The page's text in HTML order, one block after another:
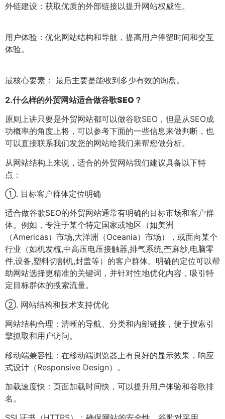
外链建设：获取优质的外部链接以提升网站权威性。
用户体验：优化网站结构和导航，提高用户停留时间和交互
体验。
最核心要素： 最后主要是能收到多少有效的询盘。
2.什么样的外贸网站适合做谷歌SEO？
原则上讲只要是外贸网站都可以做谷歌SEO，但是从SEO成
功概率的角度上将，可以参考下面的一些信息来做判断，也
可以直接联系我们发您的网站给我们来帮您做分析。
从网站结构上来说，适合的外贸网站我们建议具备以下特
点：
①. 目标客户群体定位明确
适合做谷歌SEO的外贸网站通常有明确的目标市场和客户群
体。例如，专注于某个特定国家或地区（如美洲
（Americas）市场,大洋洲（Oceania）市场），或面向某个
行业（如机发梳,中高压电压接触器,排气系统,苎麻纱,电脑零
件,设备,塑料切割机,封盖等）的客户群体。明确的定位可以帮
助网站选择更精准的关键词，并针对性地优化内容，吸引特
定目标群体的搜索流量。
②. 网站结构和技术支持优化
网站结构合理：清晰的导航、分类和内部链接，便于搜索引
擎抓取和用户访问。
移动端兼容性：在移动端浏览器上有良好的显示效果，响应
式设计（Responsive Design）。
加载速度快：页面加载时间快，可以提升用户体验和谷歌排
名。